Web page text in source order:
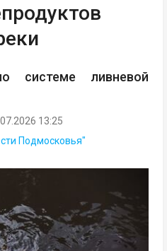
системе ливневой
13:25
Подмосковья"